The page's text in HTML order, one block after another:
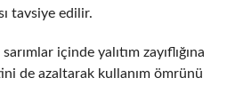
tavsiye edilir.
içinde yalıtım zayıflığına
de azaltarak kullanım ömrünü